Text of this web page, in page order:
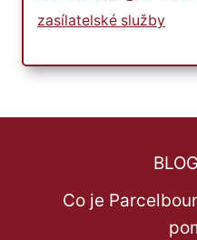
zasílatelské služby
Co je